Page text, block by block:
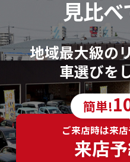
見比べ
地域最大級の
車選びを
簡単!
ご来店時は来
来店